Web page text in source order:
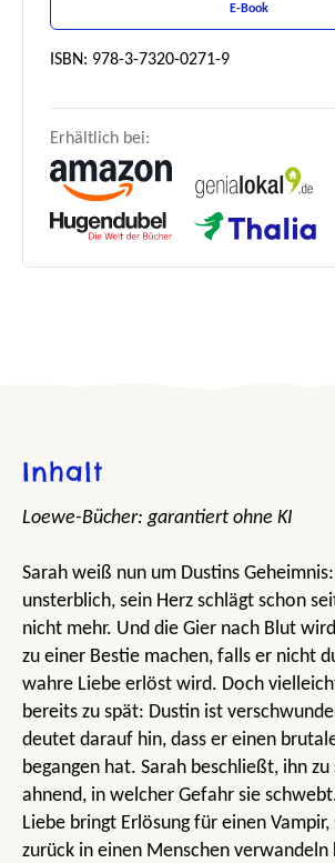
E-Book
ISBN: 978-3-7320-0271-9
Erhältlich bei:
Inhalt
Loewe-Bücher: garantiert ohne KI
Sarah weiß nun um Dustins
unsterblich, sein Herz schlägt schon
nicht mehr. Und die Gier nach Blut
zu einer Bestie machen, falls er nicht
wahre Liebe erlöst wird. Doch
bereits zu spät: Dustin ist
deutet darauf hin, dass er einen
begangen hat. Sarah beschließt, ihn
ahnend, in welcher Gefahr sie
Liebe bringt Erlösung für einen Vampir,
zurück in einen Menschen verwandeln